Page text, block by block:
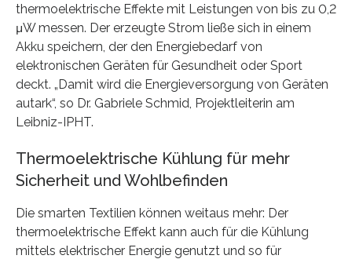
thermoelektrische Effekte mit Leistungen von bis zu 0,2
μW messen. Der erzeugte Strom ließe sich in einem
Akku speichern, der den Energiebedarf von
elektronischen Geräten für Gesundheit oder Sport
deckt. „Damit wird die Energieversorgung von Geräten
autark“, so Dr. Gabriele Schmid, Projektleiterin am
Leibniz-IPHT.
Thermoelektrische Kühlung für mehr
Sicherheit und Wohlbefinden
Die smarten Textilien können weitaus mehr: Der
thermoelektrische Effekt kann auch für die Kühlung
mittels elektrischer Energie genutzt und so für